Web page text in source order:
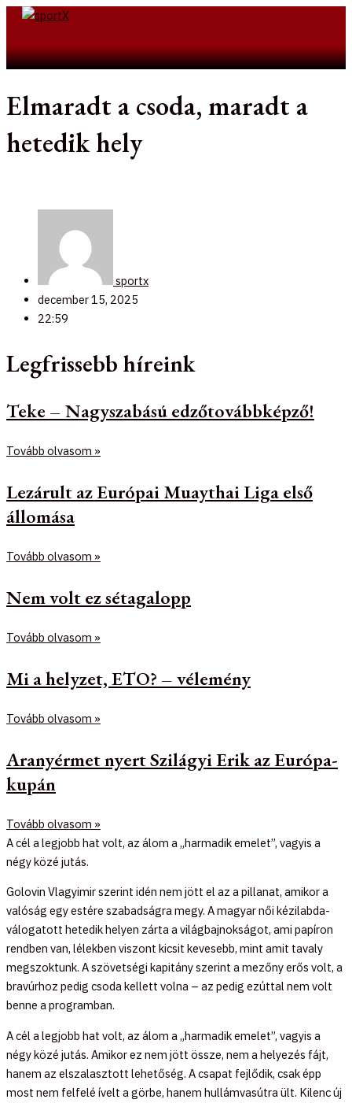
Skip
Elmaradt a csoda, maradt a
hetedik hely
sportx
december 15, 2025
22:59
Legfrissebb híreink
Teke – Nagyszabású edzőtovábbképző!
Tovább olvasom »
Lezárult az Európai Muaythai Liga első
állomása
Tovább olvasom »
Nem volt ez sétagalopp
Tovább olvasom »
Mi a helyzet, ETO? – vélemény
Tovább olvasom »
Aranyérmet nyert Szilágyi Erik az Európa-
kupán
Tovább olvasom »
A cél a legjobb hat volt, az álom a „harmadik emelet”, vagyis a
négy közé jutás.
Golovin Vlagyimir szerint idén nem jött el az a pillanat, amikor a
valóság egy estére szabadságra megy. A magyar női kézilabda-
válogatott hetedik helyen zárta a világbajnokságot, ami papíron
rendben van, lélekben viszont kicsit kevesebb, mint amit tavaly
megszoktunk. A szövetségi kapitány szerint a mezőny erős volt, a
bravúrhoz pedig csoda kellett volna – az pedig ezúttal nem volt
benne a programban.
A cél a legjobb hat volt, az álom a „harmadik emelet”, vagyis a
négy közé jutás. Amikor ez nem jött össze, nem a helyezés fájt,
hanem az elszalasztott lehetőség. A csapat fejlődik, csak épp
most nem felfelé ívelt a görbe, hanem hullámvasútra ült. Kilenc új